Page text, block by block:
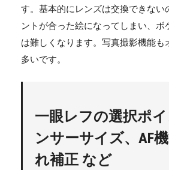
す。基本的にレンズは交換できない
ントが合った絵になってしまい、ボ
は難しくなります。写真撮影機能も
多いです。
一眼レフの選択ポ
ンサーサイズ、AF
れ補正 など